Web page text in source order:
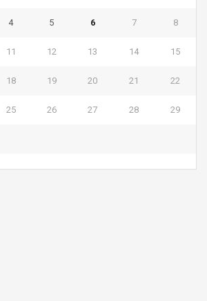
4 5 6 7 8
11 12 13 14 15
18 19 20 21 22
25 26 27 28 29